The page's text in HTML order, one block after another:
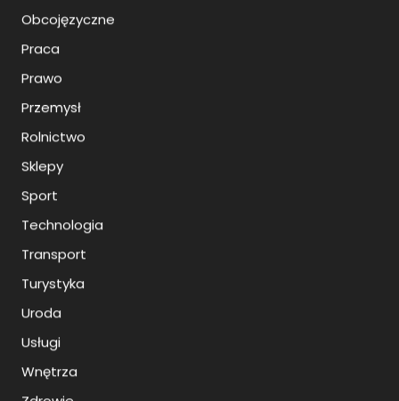
Obcojęzyczne
Praca
Prawo
Przemysł
Rolnictwo
Sklepy
Sport
Technologia
Transport
Turystyka
Uroda
Usługi
Wnętrza